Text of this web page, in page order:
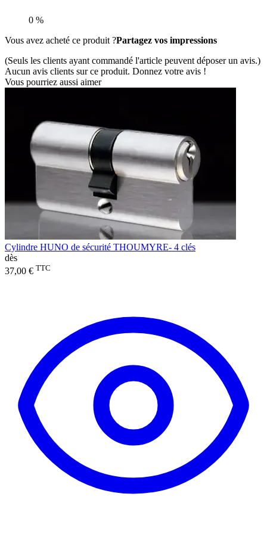
0 %
Vous avez acheté ce produit ?Partagez vos impressions
(Seuls les clients ayant commandé l'article peuvent déposer un avis.)
Aucun avis clients sur ce produit. Donnez votre avis !
Vous pourriez aussi aimer
Cylindre HUNO de sécurité THOUMYRE- 4 clés
dès
37,00 € TTC